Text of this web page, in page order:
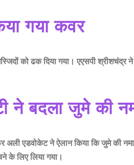
गया कवर
को ढक दिया गया। एएसपी श्रीशचंद्र
ने बदला जुमे की
अली एडवोकेट ने ऐलान किया कि जुमे की
लिए लिया गया।